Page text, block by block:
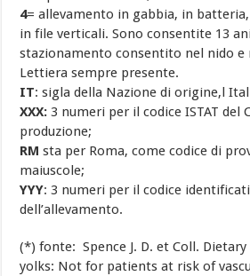
4= allevamento in gabbia, in
in file verticali. Sono consentite 13
stazionamento consentito nel nido e
Lettiera sempre presente.
IT: sigla della Nazione di origine,l
XXX: 3 numeri per il codice ISTAT del
produzione;
RM sta per Roma, come codice di
maiuscole;
YYY: 3 numeri per il codice
dell’allevamento.
(*) fonte: Spence J. D. et Coll.
yolks: Not for patients at risk of